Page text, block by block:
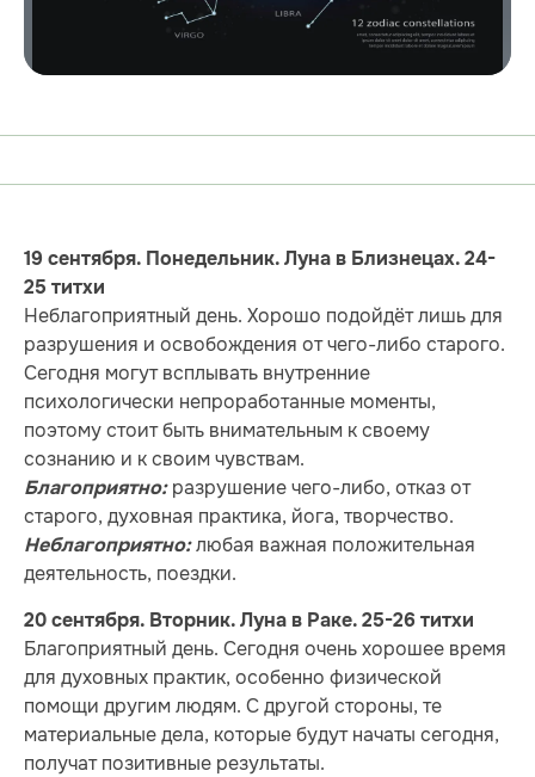
19 сентября. Понедельник. Луна в Близнецах. 24-
25 титхи
Неблагоприятный день. Хорошо подойдёт лишь для
разрушения и освобождения от чего-либо старого.
Сегодня могут всплывать внутренние
психологически непроработанные моменты,
поэтому стоит быть внимательным к своему
сознанию и к своим чувствам.
Благоприятно:разрушение чего-либо, отказ от
старого, духовная практика, йога, творчество.
Неблагоприятно:любая важная положительная
деятельность, поездки.
20 сентября. Вторник. Луна в Раке. 25-26 титхи
Благоприятный день. Сегодня очень хорошее время
для духовных практик, особенно физической
помощи другим людям. С другой стороны, те
материальные дела, которые будут начаты сегодня,
получат позитивные результаты.